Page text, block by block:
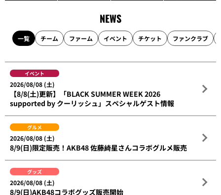
NEWS
一覧 チーム ファーム イベント チケット ファンクラブ
イベント
2026/08/08 (土)
【8/8(土)更新】「BLACK SUMMER WEEK 2026
supported by クーリッシュ」スペシャルゲスト情報
グルメ
2026/08/08 (土)
8/9(日)限定販売！AKB48 佐藤綺星さんコラボグルメ販売
グッズ
2026/08/08 (土)
8/9(日)AKB48コラボグッズ販売開始